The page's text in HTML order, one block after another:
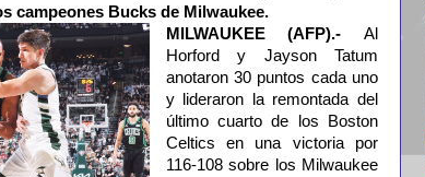
campeones Bucks de Milwaukee.
MILWAUKEE (AFP).- Al
Horford y Jayson Tatum
anotaron 30 puntos cada uno
y lideraron la remontada del
último cuarto de los Boston
Celtics en una victoria por
116-108 so­bre los Milwaukee